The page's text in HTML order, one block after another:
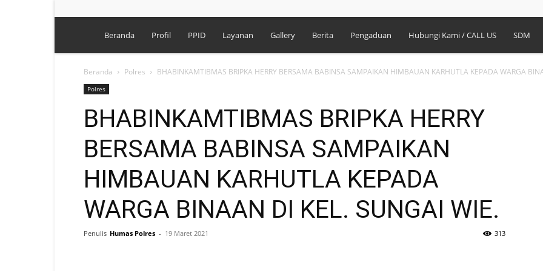
Polres
Singkawang
Beranda Profil PPID Layanan Gallery Berita Pengaduan Hubungi Kami / CALL US SDM
Beranda Polres BHABINKAMTIBMAS BRIPKA HERRY BERSAMA BABINSA SAMPAIKAN HIMBAUAN KARHUTLA KEPADA WARGA
Polres
BHABINKAMTIBMAS BRIPKA HERRY
BERSAMA BABINSA SAMPAIKAN
HIMBAUAN KARHUTLA KEPADA
WARGA BINAAN DI KEL. SUNGAI WIE.
Penulis Humas Polres - 19 Maret 2021 313